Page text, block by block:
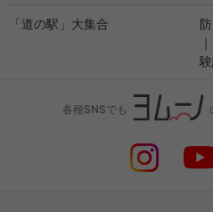
「道の駅」大集合
各種SNSでも